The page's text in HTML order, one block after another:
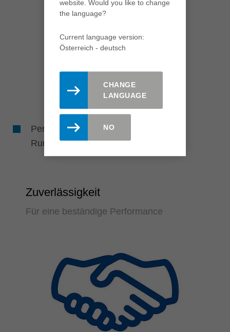
Perfekte Bohrlöcher durch hohe
Rundlaufgenauigkeit
Zuverlässigkeit
Für eine beständige Performance
website. Would you like to change
the language?
Current language version:
Österreich - deutsch
CHANGE
LANGUAGE
NO